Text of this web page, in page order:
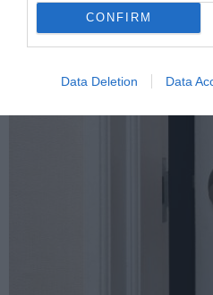
CONFIRM
Data Deletion Data
βαλίτσες είναι μαύρες